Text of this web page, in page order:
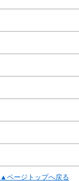
▲ページトップへ戻る